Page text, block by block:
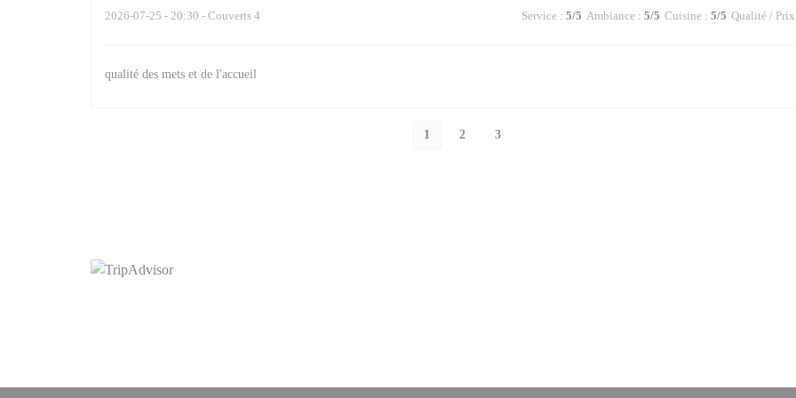
2026-07-25 - 20:30 - Couverts 4 Service : 5/5 Ambiance : 5/5 Cuisine : 5/5 Qualité / Prix
qualité des mets et de l'accueil
1 2 3